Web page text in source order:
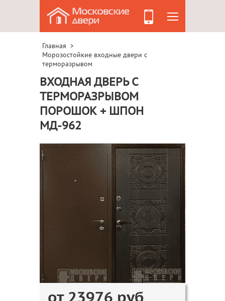
Главная >
Морозостойкие входные двери с
терморазрывом
ВХОДНАЯ ДВЕРЬ С
ТЕРМОРАЗРЫВОМ
ПОРОШОК + ШПОН
МД-962